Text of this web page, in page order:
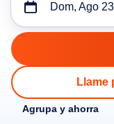
Dom, Ago 23
Llame
Agrupa y ahorra